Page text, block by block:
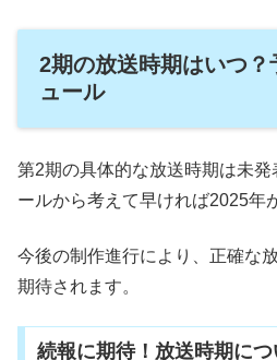
2期の放送時期はいつ
ュール
第2期の具体的な放送時期は未発
ールから考えて早ければ2025年
今後の制作進行により、正確な
期待されます。
続報に期待！放送時期に